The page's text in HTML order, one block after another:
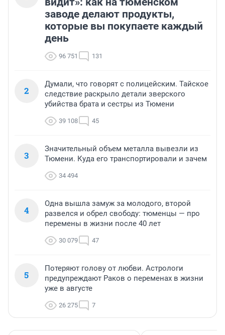
заводе делают продукты,
которые вы покупаете каждый
день
96 751 131
2
Думали, что говорят с полицейским. Тайское
следствие раскрыло детали зверского
убийства брата и сестры из Тюмени
39 108 45
3
Значительный объем металла вывезли из
Тюмени. Куда его транспортировали и зачем
34 494
4
Одна вышла замуж за молодого, второй
развелся и обрел свободу: тюменцы — про
перемены в жизни после 40 лет
30 079 47
5
Потеряют голову от любви. Астрологи
предупреждают Раков о переменах в жизни
уже в августе
26 275 7